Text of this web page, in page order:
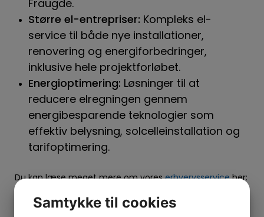
Fraugde.
Større el-entrepriser: Kompleks el-
service til både nye installationer,
renovering og energiforbedringer,
inklusive hele projektforløbet.
Energioptimering: Løsninger til at
reducere elregningen gennem
energibesparende teknologier som
effektiv belysning, solcelleinstallation og
tarifoptimering.
Du kan læse meget mere om voreserhvervsserviceher:
Samtykke til cookies